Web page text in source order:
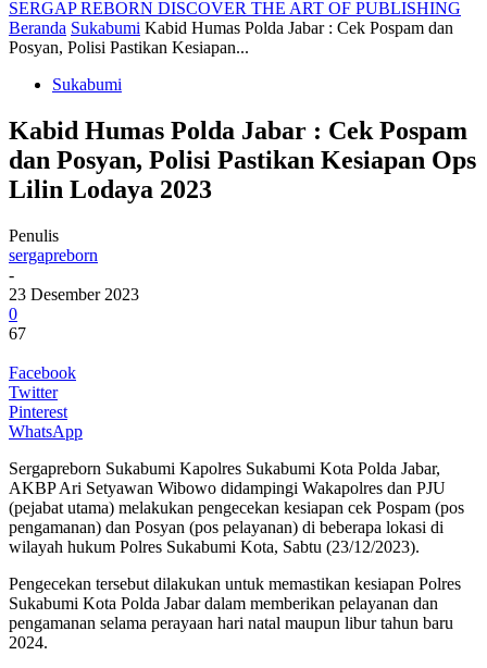
SERGAP REBORN DISCOVER THE ART OF PUBLISHING
Beranda Sukabumi Kabid Humas Polda Jabar : Cek Pospam dan
Posyan, Polisi Pastikan Kesiapan...
Sukabumi
Kabid Humas Polda Jabar : Cek Pospam
dan Posyan, Polisi Pastikan Kesiapan Ops
Lilin Lodaya 2023
Penulis
sergapreborn
-
23 Desember 2023
0
67
Facebook
Twitter
Pinterest
WhatsApp
Sergapreborn Sukabumi Kapolres Sukabumi Kota Polda Jabar,
AKBP Ari Setyawan Wibowo didampingi Wakapolres dan PJU
(pejabat utama) melakukan pengecekan kesiapan cek Pospam (pos
pengamanan) dan Posyan (pos pelayanan) di beberapa lokasi di
wilayah hukum Polres Sukabumi Kota, Sabtu (23/12/2023).
Pengecekan tersebut dilakukan untuk memastikan kesiapan Polres
Sukabumi Kota Polda Jabar dalam memberikan pelayanan dan
pengamanan selama perayaan hari natal maupun libur tahun baru
2024.